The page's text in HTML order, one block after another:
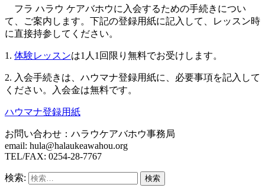
フラ ハラウ ケアバホウに入会するための手続きについ
て、ご案内します。下記の登録用紙に記入して、レッスン時
に直接持参してください。
1. 体験レッスンは1人1回限り無料でお受けします。
2. 入会手続きは、ハウマナ登録用紙に、必要事項を記入して
ください。入会金は無料です。
ハウマナ登録用紙
お問い合わせ：ハラウケアバホウ事務局
email: hula@halaukeawahou.org
TEL/FAX: 0254-28-7767
検索: